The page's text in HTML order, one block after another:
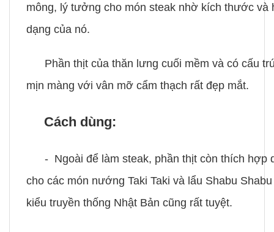
mông, lý tưởng cho món steak nhờ kích thước và
dạng của nó.
Phần thịt của thăn lưng cuối mềm và có cấu
mịn màng với vân mỡ cẩm thạch rất đẹp mắt.
Cách dùng:
- Ngoài để làm steak, phần thịt còn thích hợp
cho các món nướng Taki Taki và lẩu Shabu
kiểu truyền thống Nhật Bản cũng rất tuyệt.